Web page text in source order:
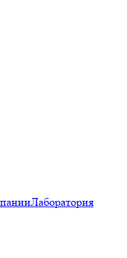
Лаборатория